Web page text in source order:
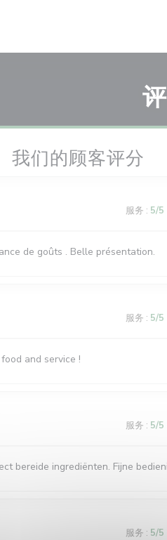
我们的顾客评分
服务 : 5/5
de goûts . Belle présentation.
服务 : 5/5
and service !
服务 : 5/5
bereide ingrediënten. Fijne
服务 : 5/5